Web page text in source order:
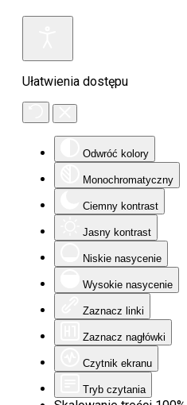
Ułatwienia dostępu
Odwróć kolory
Monochromatyczny
Ciemny kontrast
Jasny kontrast
Niskie nasycenie
Wysokie nasycenie
Zaznacz linki
Zaznacz nagłówki
Czytnik ekranu
Tryb czytania